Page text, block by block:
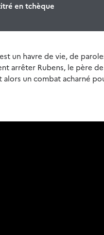
en tchèque
un havre de vie, de
arrêter Rubens, le père
alors un combat acharné